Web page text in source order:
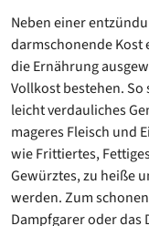
Neben einer
darmschonende Kost
die Ernährung
Vollkost bestehen.
leicht verdauliches
mageres Fleisch und
wie Frittiertes,
Gewürztes, zu heiße
werden. Zum
Dampfgarer oder das